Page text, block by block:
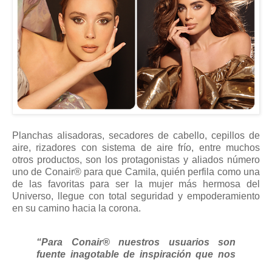
Planchas alisadoras, secadores de cabello, cepillos de
aire, rizadores con sistema de aire frío, entre muchos
otros productos, son los protagonistas y aliados número
uno de Conair® para que Camila, quién perfila como una
de las favoritas para ser la mujer más hermosa del
Universo, llegue con total seguridad y empoderamiento
en su camino hacia la corona.
“Para Conair® nuestros usuarios son
fuente inagotable de inspiración que nos